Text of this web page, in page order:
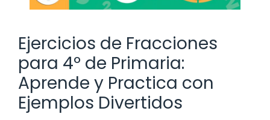
Ejercicios de Fracciones
para 4º de Primaria:
Aprende y Practica con
Ejemplos Divertidos